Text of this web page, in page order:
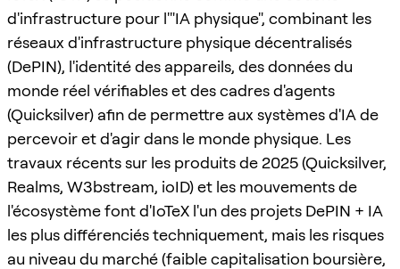
d'infrastructure pour l'"IA physique", combinant les
réseaux d'infrastructure physique décentralisés
(DePIN), l'identité des appareils, des données du
monde réel vérifiables et des cadres d'agents
(Quicksilver) afin de permettre aux systèmes d'IA de
percevoir et d'agir dans le monde physique. Les
travaux récents sur les produits de 2025 (Quicksilver,
Realms, W3bstream, ioID) et les mouvements de
l'écosystème font d'IoTeX l'un des projets DePIN + IA
les plus différenciés techniquement, mais les risques
au niveau du marché (faible capitalisation boursière,